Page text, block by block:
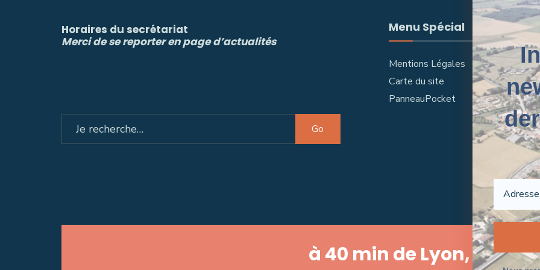
Horaires du secrétariat
Merci de se reporter en page d’actualités
Go
Menu Spécial
Mentions Légales
Carte du site
PanneauPocket
à 40 min de Lyon, Bourg